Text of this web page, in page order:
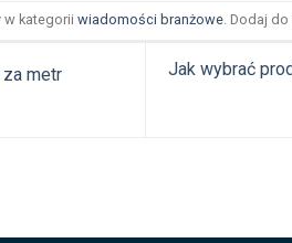
w kategorii wiadomości branżowe. Dodaj do
metr
Jak wybrać